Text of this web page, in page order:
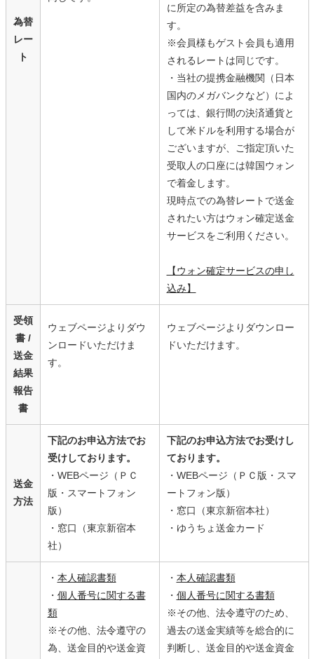
為替
レー
ト
に所定の為替差益を含みま
す。
※会員様もゲスト会員も適用
されるレートは同じです。
・当社の提携金融機関（日本
国内のメガバンクなど）によ
っては、銀行間の決済通貨と
して米ドルを利用する場合が
ございますが、ご指定頂いた
受取人の口座には韓国ウォン
で着金します。
現時点での為替レートで送金
されたい方はウォン確定送金
サービスをご利用ください。
【ウォン確定サービスの申し
込み】
受領
書 /
送金
結果
報告
書
ウェブページよりダウ
ンロードいただけま
す。
ウェブページよりダウンロー
ドいただけます。
送金
方法
下記のお申込方法でお
受けしております。
・WEBページ（ＰＣ
版・スマートフォン
版）
・窓口（東京新宿本
社）
下記のお申込方法でお受けし
ております。
・WEBページ（ＰＣ版・スマ
ートフォン版）
・窓口（東京新宿本社）
・ゆうちょ送金カード
・ 本人確認書類
・ 個人番号に関する書
類
※その他、法令遵守の
為、送金目的や送金資
・ 本人確認書類
・ 個人番号に関する書類
※その他、法令遵守のため、
過去の送金実績等を総合的に
判断し、送金目的や送金資金